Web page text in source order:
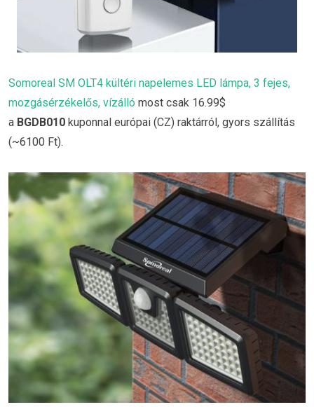
Somoreal SM OLT4 kültéri napelemes LED lámpa, 3 fejes,
mozgásérzékelős, vízálló most csak 16.99$
a BGDB010 kuponnal európai (CZ) raktárról, gyors szállítás
(~6100 Ft).